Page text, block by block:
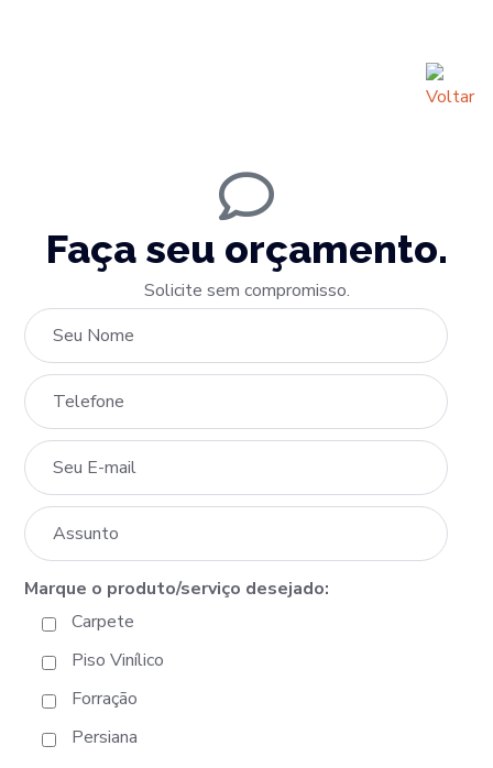
Faça seu orçamento.
Solicite sem compromisso.
Marque o produto/serviço desejado:
Carpete
Piso Vinílico
Forração
Persiana